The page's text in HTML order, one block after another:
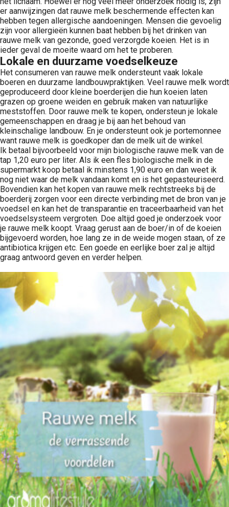
er aanwijzingen dat rauwe melk beschermende effecten kan
hebben tegen allergische aandoeningen. Mensen die gevoelig
zijn voor allergieën kunnen baat hebben bij het drinken van
rauwe melk van gezonde, goed verzorgde koeien. Het is in
ieder geval de moeite waard om het te proberen.
Lokale en duurzame voedselkeuze
Het consumeren van rauwe melk ondersteunt vaak lokale
boeren en duurzame landbouwpraktijken. Veel rauwe melk wordt
geproduceerd door kleine boerderijen die hun koeien laten
grazen op groene weiden en gebruik maken van natuurlijke
meststoffen. Door rauwe melk te kopen, ondersteun je lokale
gemeenschappen en draag je bij aan het behoud van
kleinschalige landbouw. En je ondersteunt ook je portemonnee
want rauwe melk is goedkoper dan de melk uit de winkel.
Ik betaal bijvoorbeeld voor mijn biologische rauwe melk van de
tap 1,20 euro per liter. Als ik een fles biologische melk in de
supermarkt koop betaal ik minstens 1,90 euro en dan weet ik
nog niet waar de melk vandaan komt en is het gepasteuriseerd.
Bovendien kan het kopen van rauwe melk rechtstreeks bij de
boerderij zorgen voor een directe verbinding met de bron van je
voedsel en kan het de transparantie en traceerbaarheid van het
voedselsysteem vergroten. Doe altijd goed je onderzoek voor
je rauwe melk koopt. Vraag gerust aan de boer/in of de koeien
bijgevoerd worden, hoe lang ze in de weide mogen staan, of ze
antibiotica krijgen etc. Een goede en eerlijke boer zal je altijd
graag antwoord geven en verder helpen.